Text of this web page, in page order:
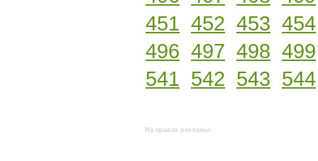
451 452 453 454
496 497 498 499
541 542 543 544
На правах рекламы: